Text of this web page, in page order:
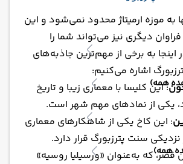
همه)
همه)
به موزه ارمیتاژ محدود نمی‌شود و این
دیگری نیز می‌تواند شما را
به برخی از مهم‌ترین جاذبه‌های
اشاره می‌کنیم:
: این کلیسا با معماری زیبا و تاریخ
یکی از نمادهای مهم شهر است.
: این کاخ یکی از شاهکارهای معماری
سنت پترزبورگ قرار دارد.
قصر، که به‌عنوان «ورسیلیا روسیه»